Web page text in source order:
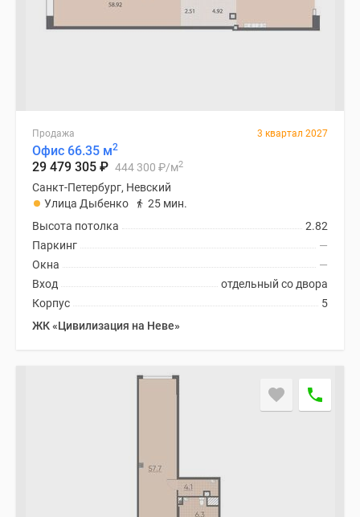
Продажа 3 квартал 2027
Офис 66.35 м2
29 479 305 ₽ 444 300 ₽/м2
Санкт-Петербург, Невский
Улица Дыбенко
25 мин.
2.82
Высота потолка
—
Паркинг
—
Окна
отдельный со двора
Вход
5
Корпус
ЖК «Цивилизация на Неве»